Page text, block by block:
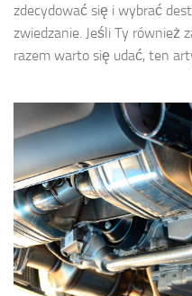
zdecydować się i wybrać
zwiedzanie. Jeśli Ty również
razem warto się udać, ten